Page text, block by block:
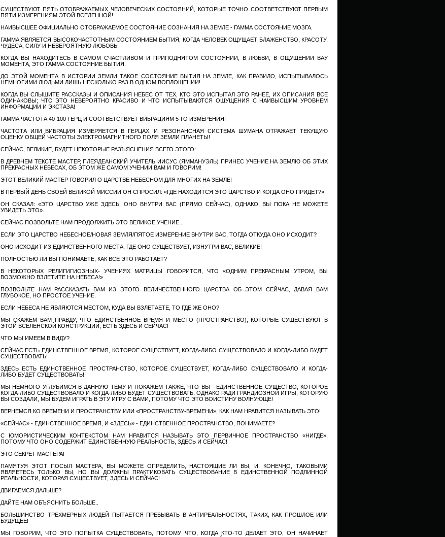
СУЩЕСТВУЮТ ПЯТЬ ОТОБРАЖАЕМЫХ ЧЕЛОВЕЧЕСКИХ СОСТОЯНИЙ, КОТОРЫЕ ТОЧНО СООТВЕТСТВУЮТ ПЕРВЫМ
ПЯТИ ИЗМЕРЕНИЯМ ЭТОЙ ВСЕЛЕННОЙ!
НАИВЫСШЕЕ ОФИЦИАЛЬНО ОТОБРАЖАЕМОЕ СОСТОЯНИЕ СОЗНАНИЯ НА ЗЕМЛЕ - ГАММА СОСТОЯНИЕ МОЗГА.
ГАММА ЯВЛЯЕТСЯ ВЫСОКОЧАСТОТНЫМ СОСТОЯНИЕМ БЫТИЯ, КОГДА ЧЕЛОВЕК ОЩУЩАЕТ БЛАЖЕНСТВО, КРАСОТУ,
ЧУДЕСА, СИЛУ И НЕВЕРОЯТНУЮ ЛЮБОВЬ!
КОГДА ВЫ НАХОДИТЕСЬ В САМОМ СЧАСТЛИВОМ И ПРИПОДНЯТОМ СОСТОЯНИИ, В ЛЮБВИ, В ОЩУЩЕНИИ ВАУ
МОМЕНТА, ЭТО ГАММА СОСТОЯНИЕ БЫТИЯ.
ДО ЭТОЙ МОМЕНТА В ИСТОРИИ ЗЕМЛИ ТАКОЕ СОСТОЯНИЕ БЫТИЯ НА ЗЕМЛЕ, КАК ПРАВИЛО, ИСПЫТЫВАЛОСЬ
НЕМНОГИМИ ЛЮДЬМИ ЛИШЬ НЕСКОЛЬКО РАЗ В ОДНОМ ВОПЛОЩЕНИИ!
КОГДА ВЫ СЛЫШИТЕ РАССКАЗЫ И ОПИСАНИЯ НЕБЕС ОТ ТЕХ, КТО ЭТО ИСПЫТАЛ ЭТО РАНЕЕ, ИХ ОПИСАНИЯ ВСЕ
ОДИНАКОВЫ; ЧТО ЭТО НЕВЕРОЯТНО КРАСИВО И ЧТО ИСПЫТЫВАЮТСЯ ОЩУЩЕНИЯ С НАИВЫСШИМ УРОВНЕМ
ИНФОРМАЦИИ И ЭКСТАЗА!
ГАММА ЧАСТОТА 40-100 ГЕРЦ И СООТВЕТСТВУЕТ ВИБРАЦИЯМ 5-ГО ИЗМЕРЕНИЯ!
ЧАСТОТА ИЛИ ВИБРАЦИЯ ИЗМЕРЯЕТСЯ В ГЕРЦАХ, И РЕЗОНАНСНАЯ СИСТЕМА ШУМАНА ОТРАЖАЕТ ТЕКУЩУЮ
ОЦЕНКУ ОБЩЕЙ ЧАСТОТЫ ЭЛЕКТРОМАГНИТНОГО ПОЛЯ ЗЕМЛИ ПЛАНЕТЫ!
СЕЙЧАС, ВЕЛИКИЕ, БУДЕТ НЕКОТОРЫЕ РАЗЪЯСНЕНИЯ ВСЕГО ЭТОГО:
В ДРЕВНЕМ ТЕКСТЕ МАСТЕР, ПЛЕЯДЕАНСКИЙ УЧИТЕЛЬ ИИСУС (ЯММАНУЭЛЬ) ПРИНЕС УЧЕНИЕ НА ЗЕМЛЮ ОБ ЭТИХ
ПРЕКРАСНЫХ НЕБЕСАХ, ОБ ЭТОМ ЖЕ САМОМ УЧЕНИИ ВАМ И ГОВОРИМ!
ЭТОТ ВЕЛИКИЙ МАСТЕР ГОВОРИЛ О ЦАРСТВЕ НЕБЕСНОМ ДЛЯ МНОГИХ НА ЗЕМЛЕ!
В ПЕРВЫЙ ДЕНЬ СВОЕЙ ВЕЛИКОЙ МИССИИ ОН СПРОСИЛ: «ГДЕ НАХОДИТСЯ ЭТО ЦАРСТВО И КОГДА ОНО ПРИДЕТ?»
ОН СКАЗАЛ: «ЭТО ЦАРСТВО УЖЕ ЗДЕСЬ, ОНО ВНУТРИ ВАС (ПРЯМО СЕЙЧАС), ОДНАКО, ВЫ ПОКА НЕ МОЖЕТЕ
УВИДЕТЬ ЭТО».
СЕЙЧАС ПОЗВОЛЬТЕ НАМ ПРОДОЛЖИТЬ ЭТО ВЕЛИКОЕ УЧЕНИЕ...
ЕСЛИ ЭТО ЦАРСТВО НЕБЕСНОЕ/НОВАЯ ЗЕМЛЯ/ПЯТОЕ ИЗМЕРЕНИЕ ВНУТРИ ВАС, ТОГДА ОТКУДА ОНО ИСХОДИТ?
ОНО ИСХОДИТ ИЗ ЕДИНСТВЕННОГО МЕСТА, ГДЕ ОНО СУЩЕСТВУЕТ, ИЗНУТРИ ВАС, ВЕЛИКИЕ!
ПОЛНОСТЬЮ ЛИ ВЫ ПОНИМАЕТЕ, КАК ВСЁ ЭТО РАБОТАЕТ?
В НЕКОТОРЫХ РЕЛИГИГИОЗНЫХ- УЧЕНИЯХ МАТРИЦЫ ГОВОРИТСЯ, ЧТО «ОДНИМ ПРЕКРАСНЫМ УТРОМ, ВЫ
ВОЗМОЖНО ВЗЛЕТИТЕ НА НЕБЕСА!»
ПОЗВОЛЬТЕ НАМ РАССКАЗАТЬ ВАМ ИЗ ЭТОГО ВЕЛИЧЕСТВЕННОГО ЦАРСТВА ОБ ЭТОМ СЕЙЧАС, ДАВАЯ ВАМ
ГЛУБОКОЕ, НО ПРОСТОЕ УЧЕНИЕ.
ЕСЛИ НЕБЕСА НЕ ЯВЛЯЮТСЯ МЕСТОМ, КУДА ВЫ ВЗЛЕТАЕТЕ, ТО ГДЕ ЖЕ ОНО?
МЫ СКАЖЕМ ВАМ ПРАВДУ, ЧТО ЕДИНСТВЕННОЕ ВРЕМЯ И МЕСТО (ПРОСТРАНСТВО), КОТОРЫЕ СУЩЕСТВУЮТ В
ЭТОЙ ВСЕЛЕНСКОЙ КОНСТРУКЦИИ, ЕСТЬ ЗДЕСЬ И СЕЙЧАС!
ЧТО МЫ ИМЕЕМ В ВИДУ?
СЕЙЧАС ЕСТЬ ЕДИНСТВЕННОЕ ВРЕМЯ, КОТОРОЕ СУЩЕСТВУЕТ, КОГДА-ЛИБО СУЩЕСТВОВАЛО И КОГДА-ЛИБО БУДЕТ
СУЩЕСТВОВАТЬ!
ЗДЕСЬ ЕСТЬ ЕДИНСТВЕННОЕ ПРОСТРАНСТВО, КОТОРОЕ СУЩЕСТВУЕТ, КОГДА-ЛИБО СУЩЕСТВОВАЛО И КОГДА-
ЛИБО БУДЕТ СУЩЕСТВОВАТЬ!
МЫ НЕМНОГО УГЛУБИМСЯ В ДАННУЮ ТЕМУ И ПОКАЖЕМ ТАКЖЕ, ЧТО ВЫ - ЕДИНСТВЕННОЕ СУЩЕСТВО, КОТОРОЕ
КОГДА-ЛИБО СУЩЕСТВОВАЛО И КОГДА-ЛИБО БУДЕТ СУЩЕСТВОВАТЬ, ОДНАКО РАДИ ГРАНДИОЗНОЙ ИГРЫ, КОТОРУЮ
ВЫ СОЗДАЛИ, МЫ БУДЕМ ИГРАТЬ В ЭТУ ИГРУ С ВАМИ, ПОТОМУ ЧТО ЭТО ВОИСТИНУ ВОЛНУЮЩЕ!
ВЕРНЕМСЯ КО ВРЕМЕНИ И ПРОСТРАНСТВУ ИЛИ «ПРОСТРАНСТВУ-ВРЕМЕНИ», КАК НАМ НРАВИТСЯ НАЗЫВАТЬ ЭТО!
«СЕЙЧАС» - ЕДИНСТВЕННОЕ ВРЕМЯ, И «ЗДЕСЬ» - ЕДИНСТВЕННОЕ ПРОСТРАНСТВО, ПОНИМАЕТЕ?
С ЮМОРИСТИЧЕСКИМ КОНТЕКСТОМ НАМ НРАВИТСЯ НАЗЫВАТЬ ЭТО ПЕРВИЧНОЕ ПРОСТРАНСТВО «НИГДЕ»,
ПОТОМУ ЧТО ОНО СОДЕРЖИТ ЕДИНСТВЕННУЮ РЕАЛЬНОСТЬ, ЗДЕСЬ И СЕЙЧАС!
ЭТО СЕКРЕТ МАСТЕРА!
ПАМЯТУЯ ЭТОТ ПОСЫЛ МАСТЕРА, ВЫ МОЖЕТЕ ОПРЕДЕЛИТЬ, НАСТОЯЩИЕ ЛИ ВЫ, И, КОНЕЧНО, ТАКОВЫМИ
ЯВЛЯЕТЕСЬ ТОЛЬКО ВЫ, НО ВЫ ДОЛЖНЫ ПРАКТИКОВАТЬ СУЩЕСТВОВАНИЕ В ЕДИНСТВЕННОЙ ПОДЛИННОЙ
РЕАЛЬНОСТИ, КОТОРАЯ СУЩЕСТВУЕТ, ЗДЕСЬ И СЕЙЧАС!
ДВИГАЕМСЯ ДАЛЬШЕ?
ДАЙТЕ НАМ ОБЪЯСНИТЬ БОЛЬШЕ..
БОЛЬШИНСТВО ТРЕХМЕРНЫХ ЛЮДЕЙ ПЫТАЕТСЯ ПРЕБЫВАТЬ В АНТИРЕАЛЬНОСТЯХ, ТАКИХ, КАК ПРОШЛОЕ ИЛИ
БУДУЩЕЕ!
МЫ ГОВОРИМ, ЧТО ЭТО ПОПЫТКА СУЩЕСТВОВАТЬ, ПОТОМУ ЧТО, КОГДА КТО-ТО ДЕЛАЕТ ЭТО, ОН НАЧИНАЕТ